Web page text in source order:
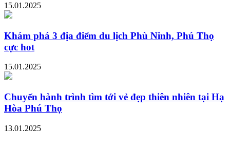
15.01.2025
Khám phá 3 địa điểm du lịch Phù Ninh, Phú Thọ
cực hot
15.01.2025
Chuyến hành trình tìm tới vẻ đẹp thiên nhiên tại Hạ
Hòa Phú Thọ
13.01.2025